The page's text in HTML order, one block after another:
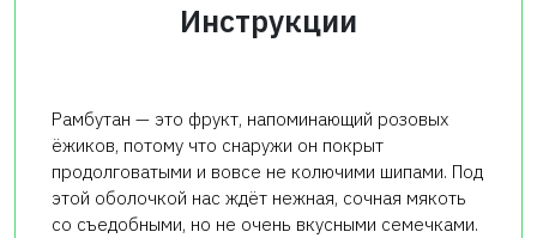
Инструкции
Рамбутан — это фрукт, напоминающий розовых
ёжиков, потому что снаружи он покрыт
продолговатыми и вовсе не колючими шипами. Под
этой оболочкой нас ждёт нежная, сочная мякоть
со съедобными, но не очень вкусными семечками.